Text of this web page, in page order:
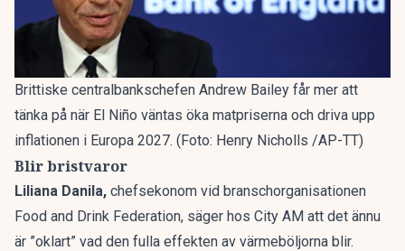
Brittiske centralbankschefen Andrew Bailey får mer att
tänka på när El Niño väntas öka matpriserna och driva upp
inflationen i Europa 2027. (Foto: Henry Nicholls /AP-TT)
Blir bristvaror
Liliana Danila, chefsekonom vid branschorganisationen
Food and Drink Federation, säger hos City AM att det ännu
är ”oklart” vad den fulla effekten av värmeböljorna blir.